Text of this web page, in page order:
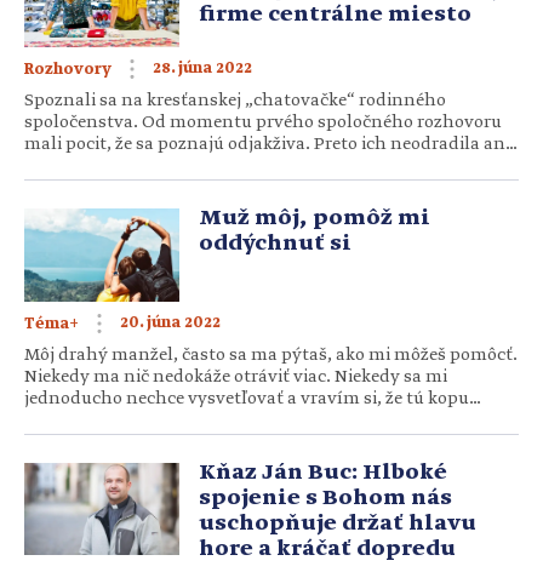
firme centrálne miesto
Rozhovory 28. júna 2022
Spoznali sa na kresťanskej „chatovačke“ rodinného
spoločenstva. Od momentu prvého spoločného rozhovoru
mali pocit, že sa poznajú odjakživa. Preto ich neodradila ani
stretávanie a po viac ako štyroch rokoch chodenia sa
rozhodli vstúpiť do manželstva a žiť na východe Slovenska.
Tu si založili rodinu, v súčasnosti majú dvoch synov. A aj
úspešnú firmu, […]
Muž môj, pomôž mi
oddýchnuť si
Téma+ 20. júna 2022
Môj drahý manžel, často sa ma pýtaš, ako mi môžeš pomôcť.
Niekedy ma nič nedokáže otráviť viac. Niekedy sa mi
jednoducho nechce vysvetľovať a vravím si, že tú kopu
že ty ju dokážeš prehliadnuť? Viem, že často nie je priestor
ani čas na dlhší relax. […]Kňaz Ján Buc: Hlboké
spojenie s Bohom nás
uschopňuje držať hlavu
hore a kráčať dopredu